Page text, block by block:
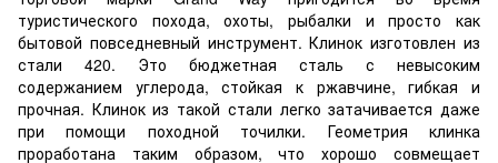
туристического похода, охоты, рыбалки и просто как
бытовой повседневный инструмент. Клинок изготовлен из
стали 420. Это бюджетная сталь с невысоким
содержанием углерода, стойкая к ржавчине, гибкая и
прочная. Клинок из такой стали легко затачивается даже
при помощи походной точилки. Геометрия клинка
проработана таким образом, что хорошо совмещает